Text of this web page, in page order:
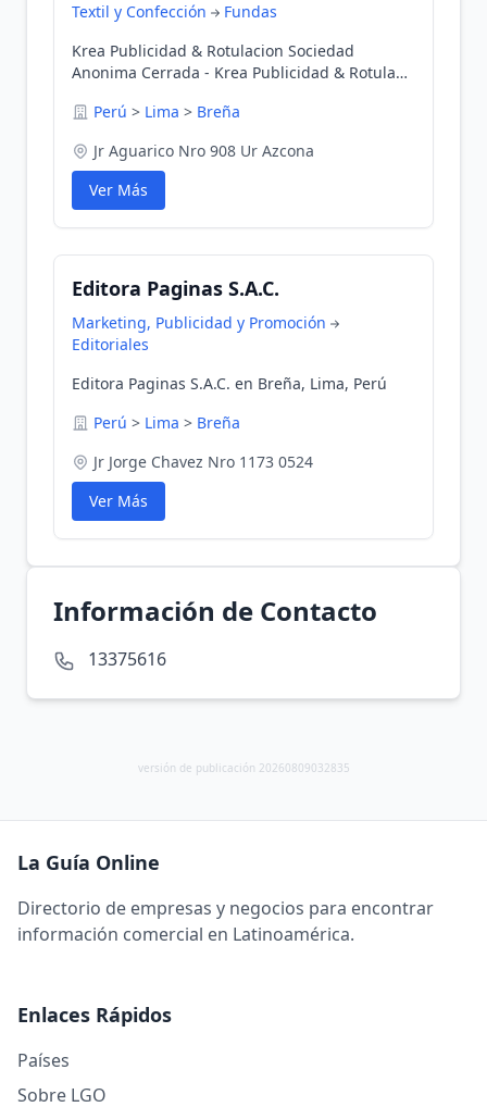
Textil y Confección
Fundas
Krea Publicidad & Rotulacion Sociedad
Anonima Cerrada - Krea Publicidad & Rotula
Perú > Lima > Breña
Jr Aguarico Nro 908 Ur Azcona
Ver Más
Editora Paginas S.A.C.
Marketing, Publicidad y Promoción
Editoriales
Editora Paginas S.A.C. en Breña, Lima, Perú
Perú > Lima > Breña
Jr Jorge Chavez Nro 1173 0524
Ver Más
Información de Contacto
13375616
versión de publicación 20260809032835
La Guía Online
Directorio de empresas y negocios para encontrar
información comercial en Latinoamérica.
Enlaces Rápidos
Países
Sobre LGO